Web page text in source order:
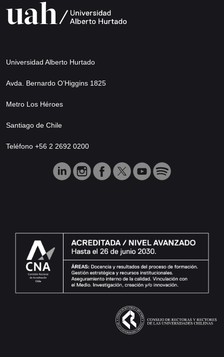
Universidad Alberto Hurtado
Avda. Bernardo O’Higgins 1825
Metro Los Héroes
Santiago de Chile
Teléfono +56 2 2692 0200